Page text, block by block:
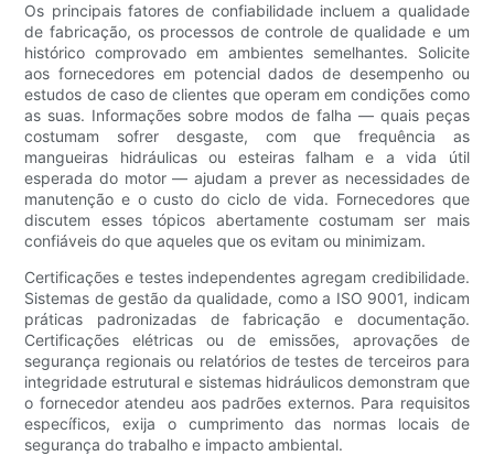
Os principais fatores de confiabilidade incluem a qualidade
de fabricação, os processos de controle de qualidade e um
histórico comprovado em ambientes semelhantes. Solicite
aos fornecedores em potencial dados de desempenho ou
estudos de caso de clientes que operam em condições como
as suas. Informações sobre modos de falha — quais peças
costumam sofrer desgaste, com que frequência as
mangueiras hidráulicas ou esteiras falham e a vida útil
esperada do motor — ajudam a prever as necessidades de
manutenção e o custo do ciclo de vida. Fornecedores que
discutem esses tópicos abertamente costumam ser mais
confiáveis ​​do que aqueles que os evitam ou minimizam.
Certificações e testes independentes agregam credibilidade.
Sistemas de gestão da qualidade, como a ISO 9001, indicam
práticas padronizadas de fabricação e documentação.
Certificações elétricas ou de emissões, aprovações de
segurança regionais ou relatórios de testes de terceiros para
integridade estrutural e sistemas hidráulicos demonstram que
o fornecedor atendeu aos padrões externos. Para requisitos
específicos, exija o cumprimento das normas locais de
segurança do trabalho e impacto ambiental.